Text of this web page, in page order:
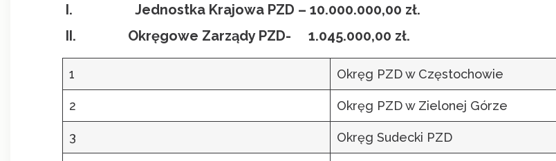
I. Jednostka Krajowa PZD – 10.000.000,00 zł.
II. Okręgowe Zarządy PZD- 1.045.000,00 zł.
1 Okręg PZD w Częstochowie
2 Okręg PZD w Zielonej Górze
3 Okręg Sudecki PZD